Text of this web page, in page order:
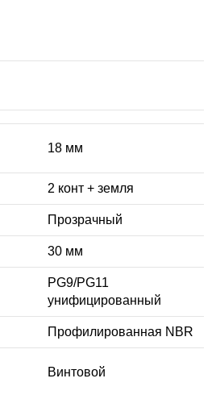
18 мм
2 конт + земля
Прозрачный
30 мм
PG9/PG11
унифицированный
Профилированная NBR
Винтовой